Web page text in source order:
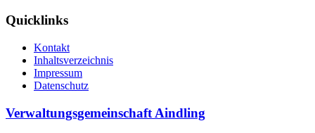
Quicklinks
Kontakt
Inhaltsverzeichnis
Impressum
Datenschutz
Verwaltungsgemeinschaft Aindling